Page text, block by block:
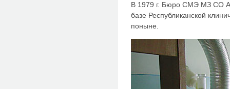
В 1979 г. Бюро СМЭ МЗ СО
базе Республиканской
поныне.